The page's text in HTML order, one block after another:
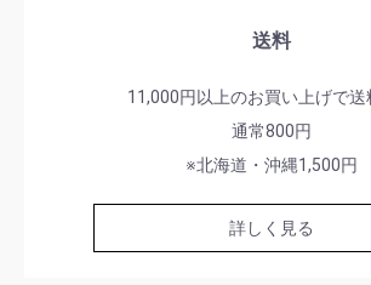
送料
11,000円以上のお買い上げで送
通常800円
※北海道・沖縄1,500円
詳しく見る